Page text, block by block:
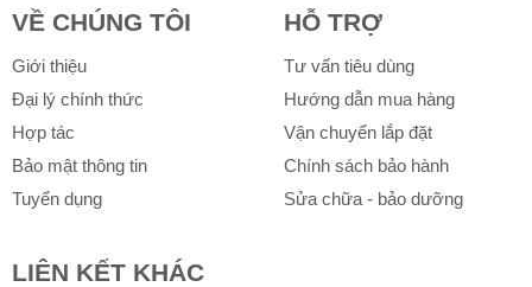
VỀ CHÚNG TÔI
Giới thiệu
Đại lý chính thức
Hợp tác
Bảo mật thông tin
Tuyển dụng
HỖ TRỢ
Tư vấn tiêu dùng
Hướng dẫn mua hàng
Vận chuyển lắp đặt
Chính sách bảo hành
Sửa chữa - bảo dưỡng
LIÊN KẾT KHÁC